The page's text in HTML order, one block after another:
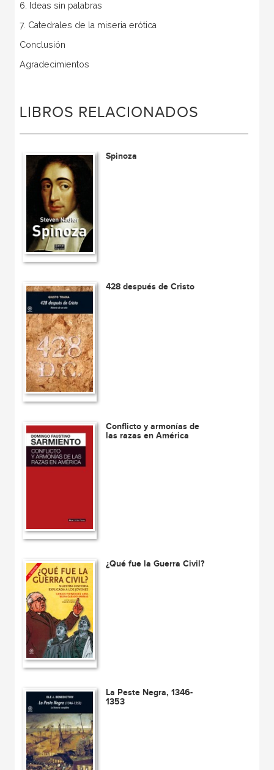
6. Ideas sin palabras
7. Catedrales de la miseria erótica
Conclusión
Agradecimientos
LIBROS RELACIONADOS
Spinoza
428 después de Cristo
Conflicto y armonías de
las razas en América
¿Qué fue la Guerra Civil?
La Peste Negra, 1346-
1353